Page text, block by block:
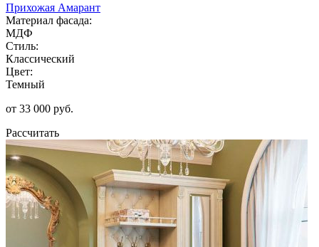
Прихожая Амарант
Материал фасада:
МДФ
Стиль:
Классический
Цвет:
Темный
от 33 000 руб.
Рассчитать